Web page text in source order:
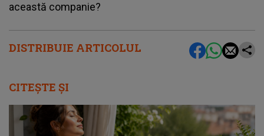
DISTRIBUIE ARTICOLUL
această companie?
CITEȘTE ȘI